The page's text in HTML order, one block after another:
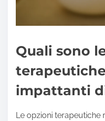
Quali sono
impattanti
Le opzioni terapeutiche